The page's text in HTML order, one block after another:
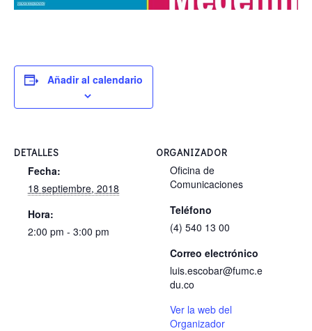
Añadir al calendario
DETALLES
Fecha:
18 septiembre, 2018
Hora:
2:00 pm - 3:00 pm
ORGANIZADOR
Oficina de
Comunicaciones
Teléfono
(4) 540 13 00
Correo electrónico
luis.escobar@fumc.e
du.co
Ver la web del
Organizador